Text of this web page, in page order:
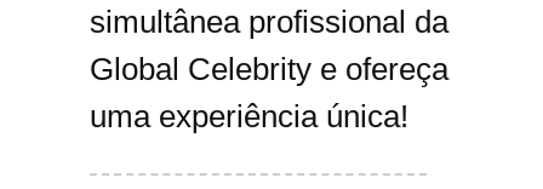
simultânea profissional da
Global Celebrity e ofereça
uma experiência única!